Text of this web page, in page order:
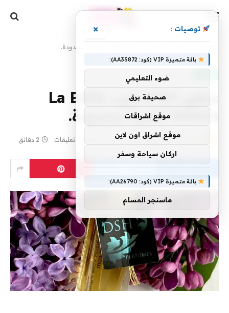
عطور DSH تعيد La Belle
Saison لفترة محدودة.
بواسطة yaraa 5 يونيو، 2023 لا توجد تعليقات 2 دقائق
توصيات : ×
باقة متميزة VIP (كود: AA35872):
ضوء التعليمي
صحيفة برق
موقع اشراقات
موقع اشراق اون لاين
اركان سياحة وسفر
باقة متميزة VIP (كود: AA26790):
ماسنجر المسلم